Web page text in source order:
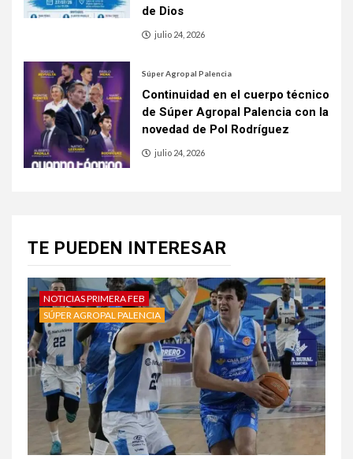
de Dios
julio 24, 2026
Súper Agropal Palencia
Continuidad en el cuerpo técnico
de Súper Agropal Palencia con la
novedad de Pol Rodríguez
julio 24, 2026
TE PUEDEN INTERESAR
NOTICIAS PRIMERA FEB
SÚPER AGROPAL PALENCIA